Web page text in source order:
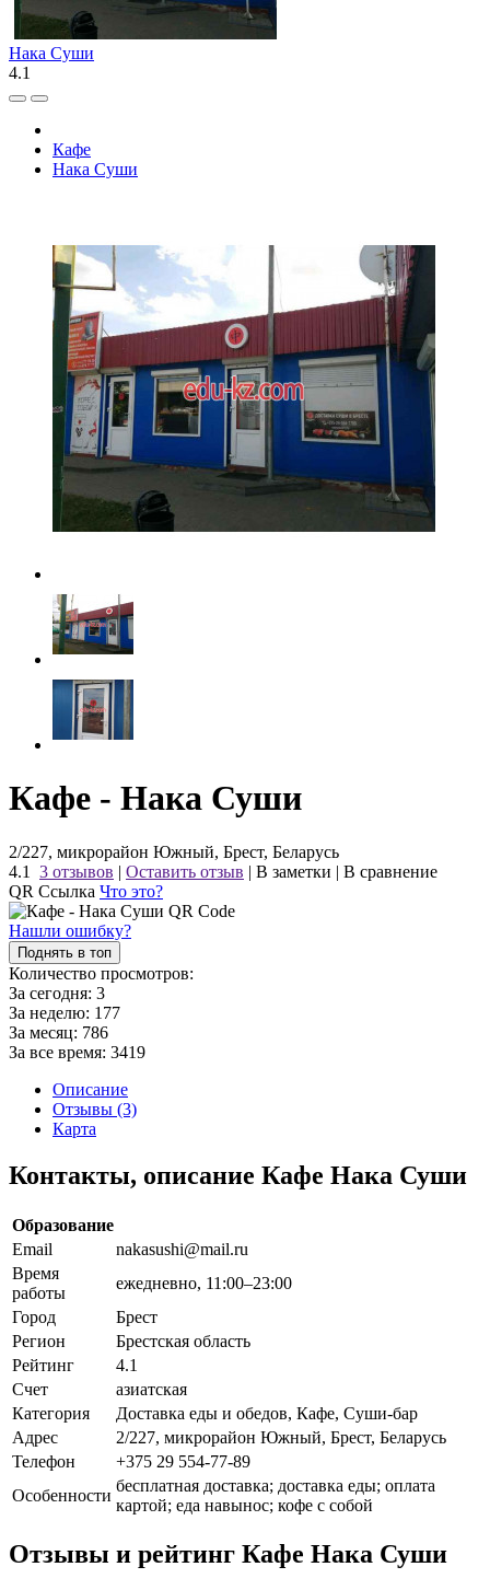
Нака Суши
4.1
Кафе
Нака Суши
Кафе - Нака Суши
2/227, микрорайон Южный, Брест, Беларусь
4.1
3 отзывов | Оставить отзыв | В заметки | В сравнение
QR Ссылка Что это?
Нашли ошибку?
Поднять в топ
Количество просмотров:
За сегодня: 3
За неделю: 177
За месяц: 786
За все время: 3419
Описание
Отзывы (3)
Карта
Контакты, описание Кафе Нака Суши
Образование
Email
nakasushi@mail.ru
Время
работы
ежедневно, 11:00–23:00
Город
Брест
Регион
Брестская область
Рейтинг
4.1
Счет
азиатская
Категория
Доставка еды и обедов, Кафе, Суши-бар
Адрес
2/227, микрорайон Южный, Брест, Беларусь
Телефон
+375 29 554-77-89
Особенности
бесплатная доставка; доставка еды; оплата
картой; еда навынос; кофе с собой
Отзывы и рейтинг Кафе Нака Суши